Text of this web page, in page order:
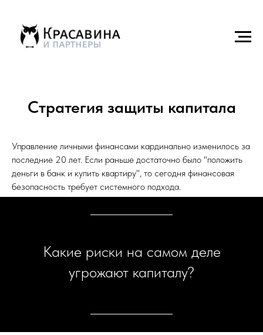
Стратегия защиты капитала
Управление личными финансами кардинально изменилось за
последние 20 лет. Если раньше достаточно было "положить
деньги в банк и купить квартиру", то сегодня финансовая
безопасность требует системного подхода.
Какие риски на самом деле
угрожают капиталу?